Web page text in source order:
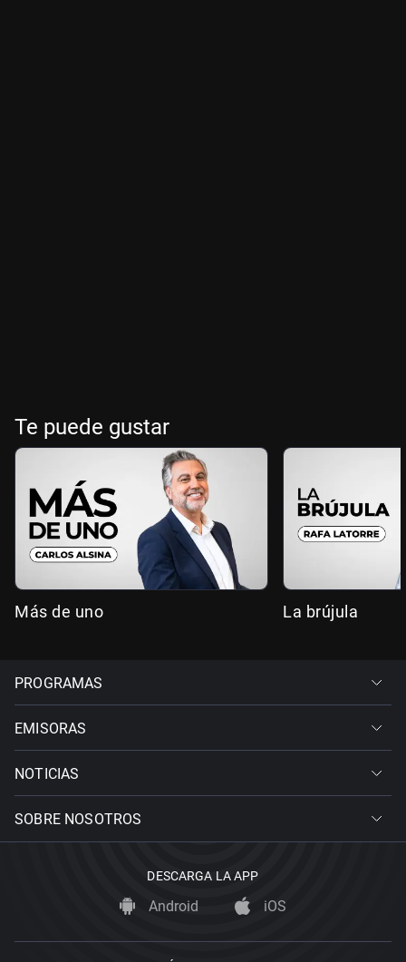
Te puede gustar
Más de uno La brújula
PROGRAMAS
EMISORAS
NOTICIAS
SOBRE NOSOTROS
DESCARGA LA APP
Android iOS